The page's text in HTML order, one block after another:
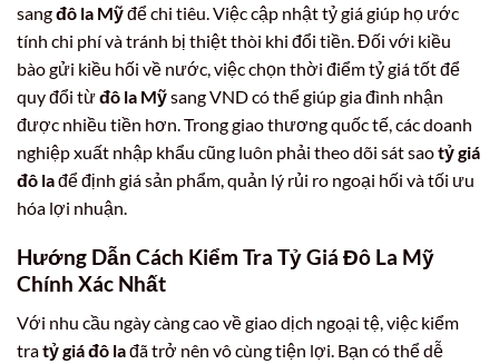
sangđô la Mỹđể chi tiêu. Việc cập nhật tỷ giá giúp họ ước
tính chi phí và tránh bị thiệt thòi khi đổi tiền. Đối với kiều
bào gửi kiều hối về nước, việc chọn thời điểm tỷ giá tốt để
quy đổi từđô la Mỹsang VND có thể giúp gia đình nhận
được nhiều tiền hơn. Trong giao thương quốc tế, các doanh
nghiệp xuất nhập khẩu cũng luôn phải theo dõi sát saotỷ giá
đô lađể định giá sản phẩm, quản lý rủi ro ngoại hối và tối ưu
hóa lợi nhuận.
Hướng Dẫn Cách Kiểm Tra Tỷ Giá Đô La Mỹ
Chính Xác Nhất
Với nhu cầu ngày càng cao về giao dịch ngoại tệ, việc kiểm
tratỷ giá đô lađã trở nên vô cùng tiện lợi. Bạn có thể dễ